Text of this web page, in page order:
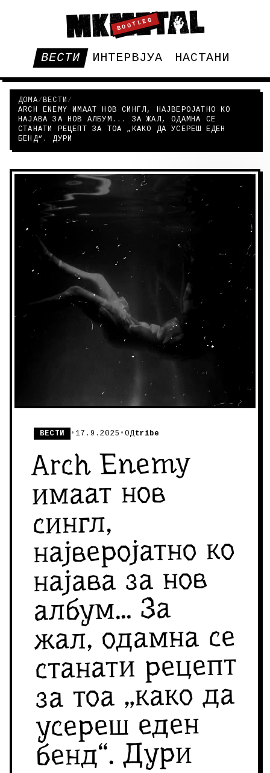
BOOTLEG
ВЕСТИ ИНТЕРВЈУА НАСТАНИ
ДОМА/ВЕСТИ /
ARCH ENEMY ИМААТ НОВ СИНГЛ, НАЈВЕРОЈАТНО КО
НАЈАВА ЗА НОВ АЛБУМ... ЗА ЖАЛ, ОДАМНА СЕ
СТАНАТИ РЕЦЕПТ ЗА ТОА „КАКО ДА УСЕРЕШ ЕДЕН
БЕНД“. ДУРИ
ВЕСТИ • 17.9.2025 •ОДtribe
Arch Enemy
имаат нов
сингл,
најверојатно ко
најава за нов
албум... За
жал, одамна се
станати рецепт
за тоа „како да
усереш еден
бенд“. Дури